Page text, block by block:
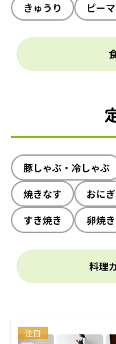
きゅうり
ピー
豚しゃぶ・冷しゃぶ
焼きなす
おに
すき焼き
卵焼き
料理
注目